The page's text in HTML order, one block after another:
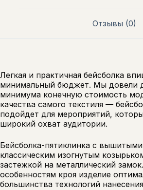
Отзывы (0)
Легкая и практичная бейсболка
минимальный бюджет. Мы довели
минимума конечную стоимость
качества самого текстиля —
подойдет для мероприятий,
широкий охват аудитории.
Бейсболка-пятиклинка с
классическим изогнутым
застежкой на металлический
особенностям кроя изделие
большинства технологий